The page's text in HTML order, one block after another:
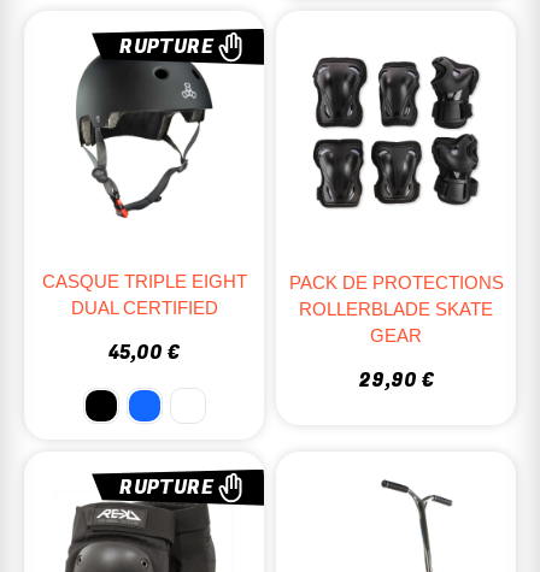
RUPTURE
CASQUE TRIPLE EIGHT
DUAL CERTIFIED
45,00 €
PACK DE PROTECTIONS
ROLLERBLADE SKATE
GEAR
29,90 €
RUPTURE